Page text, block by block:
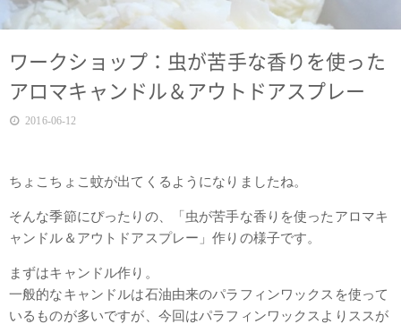
ワークショップ：虫が苦手な香りを使った
アロマキャンドル＆アウトドアスプレー
2016-06-12
ちょこちょこ蚊が出てくるようになりましたね。
そんな季節にぴったりの、「虫が苦手な香りを使ったアロマキ
ャンドル＆アウトドアスプレー」作りの様子です。
まずはキャンドル作り。
一般的なキャンドルは石油由来のパラフィンワックスを使って
いるものが多いですが、今回はパラフィンワックスよりススが